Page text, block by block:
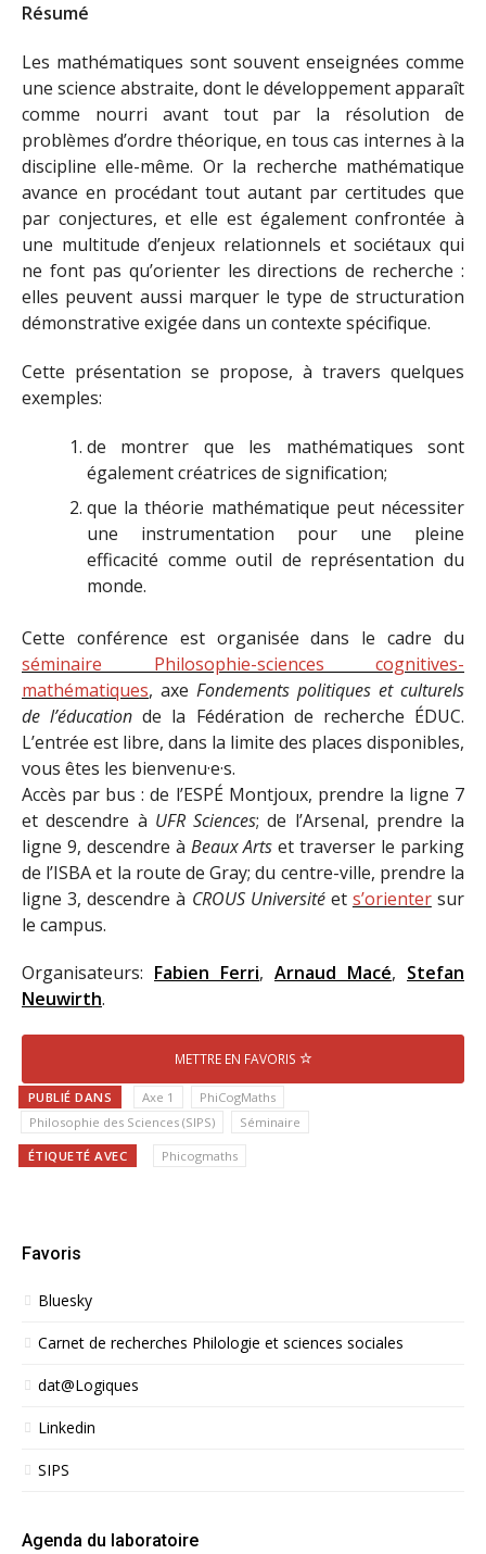
Résumé
Les mathématiques sont souvent enseignées comme
une science abstraite, dont le développement apparaît
comme nourri avant tout par la résolution de
problèmes d’ordre théorique, en tous cas internes à la
discipline elle-même. Or la recherche mathématique
avance en procédant tout autant par certitudes que
par conjectures, et elle est également confrontée à
une multitude d’enjeux relationnels et sociétaux qui
ne font pas qu’orienter les directions de recherche :
elles peuvent aussi marquer le type de structuration
démonstrative exigée dans un contexte spécifique.
Cette présentation se propose, à travers quelques
exemples:
de montrer que les mathématiques sont
également créatrices de signification;
que la théorie mathématique peut nécessiter
une instrumentation pour une pleine
efficacité comme outil de représentation du
monde.
Cette conférence est organisée dans le cadre du
séminaire Philosophie-sciences cognitives-
mathématiques, axe Fondements politiques et culturels
de l’éducation de la Fédération de recherche ÉDUC.
L’entrée est libre, dans la limite des places disponibles,
vous êtes les bienvenu·e·s.
Accès par bus : de l’ESPÉ Montjoux, prendre la ligne 7
et descendre à UFR Sciences; de l’Arsenal, prendre la
ligne 9, descendre à Beaux Arts et traverser le parking
de l’ISBA et la route de Gray; du centre-ville, prendre la
ligne 3, descendre à CROUS Universitéet s’orientersur
le campus.
Organisateurs: Fabien Ferri, Arnaud Macé, Stefan
Neuwirth.
METTRE EN FAVORIS
PUBLIÉ DANS Axe 1
PhiCogMaths
Philosophie des Sciences (SIPS)
Séminaire
ÉTIQUETÉ AVEC Phicogmaths
Favoris
Bluesky
Carnet de recherches Philologie et sciences sociales
dat@Logiques
Linkedin
SIPS
Agenda du laboratoire